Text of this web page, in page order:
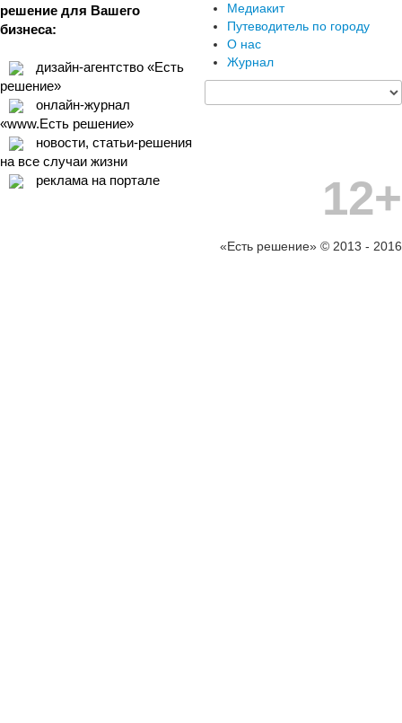
решение для Вашего
бизнеса:
дизайн-агентство «Есть
решение»
онлайн-журнал
«www.Есть решение»
новости, статьи-решения
на все случаи жизни
реклама на портале
Медиакит
Путеводитель по городу
О нас
Журнал
12+
«Есть решение» © 2013 - 2016